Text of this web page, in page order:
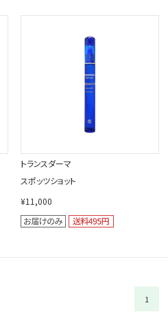
トランスダーマ
スポッツショット
¥11,000
1